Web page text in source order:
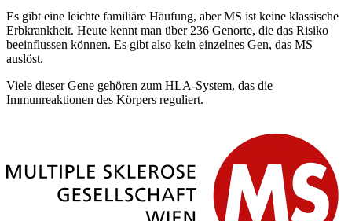
Es gibt eine leichte familiäre Häufung, aber MS ist keine klassische
Erbkrankheit. Heute kennt man über 236 Genorte, die das Risiko
beeinflussen können. Es gibt also kein einzelnes Gen, das MS
auslöst.
Viele dieser Gene gehören zum HLA-System, das die
Immunreaktionen des Körpers reguliert.